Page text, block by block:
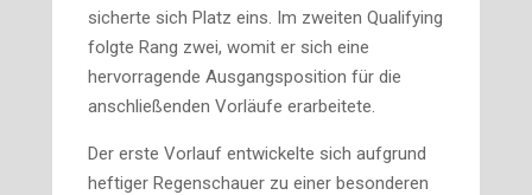
sicherte sich Platz eins. Im zweiten Qualifying
folgte Rang zwei, womit er sich eine
hervorragende Ausgangsposition für die
anschließenden Vorläufe erarbeitete.
Der erste Vorlauf entwickelte sich aufgrund
heftiger Regenschauer zu einer besonderen